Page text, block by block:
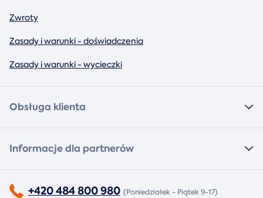
Zwroty
Zasady i warunki - doświadczenia
Zasady i warunki - wycieczki
Obsługa klienta
Informacje dla partnerów
+420 484 800 980 (Poniedziałek - Piątek 9-17)